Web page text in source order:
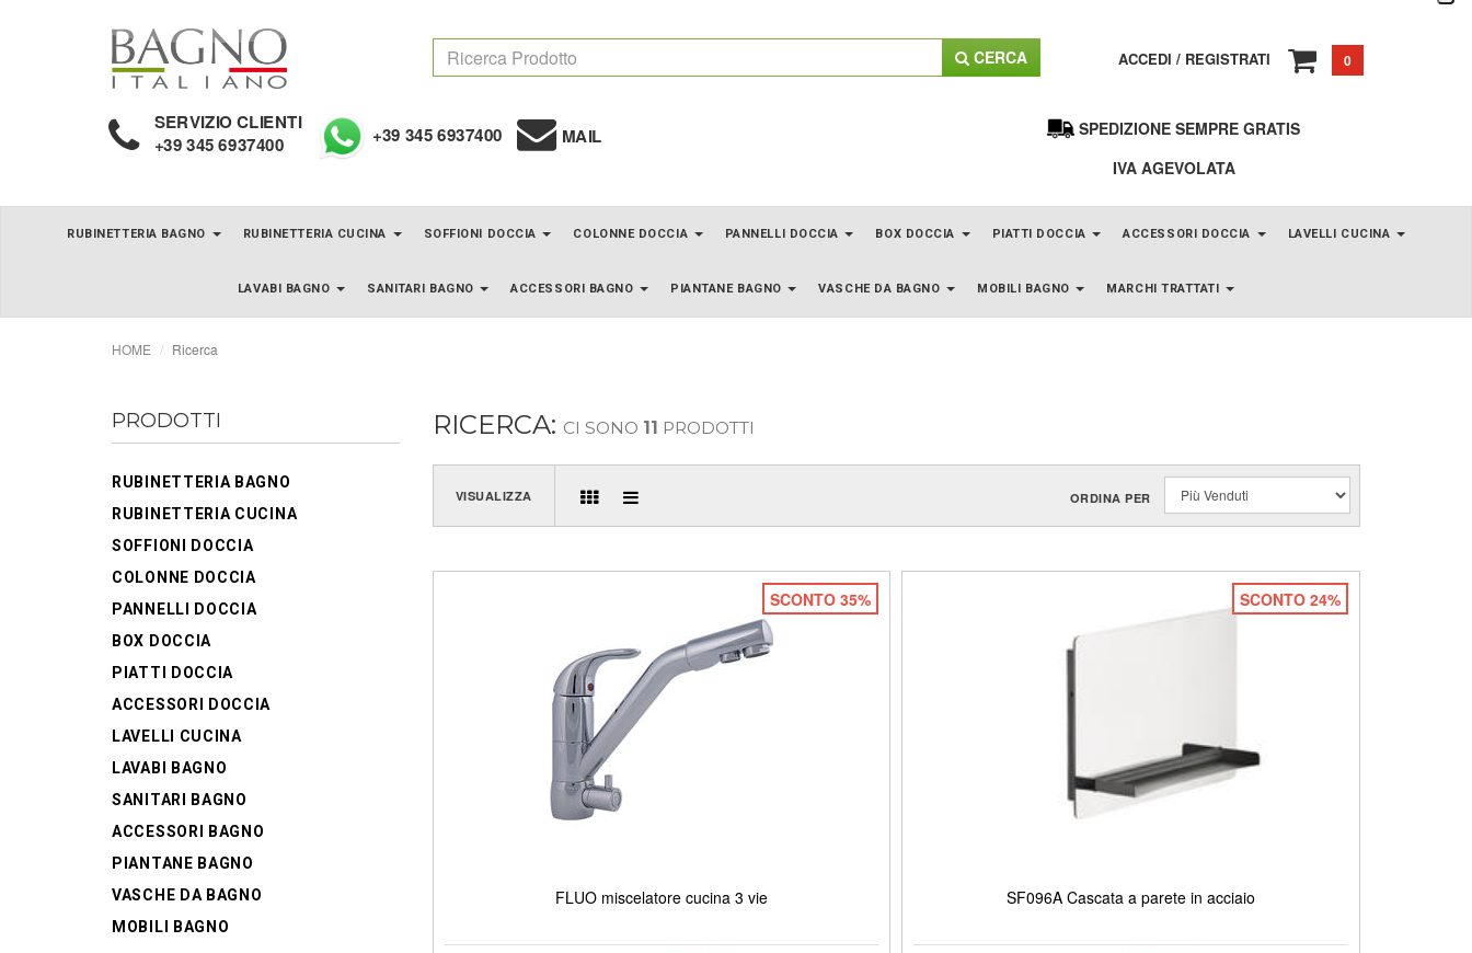
CERCA ACCEDI / REGISTRATI 0
SERVIZIO CLIENTI
+39 345 6937400 +39 345 6937400 MAIL
SPEDIZIONE SEMPRE GRATIS
IVA AGEVOLATA
RUBINETTERIA BAGNO RUBINETTERIA CUCINA SOFFIONI DOCCIA COLONNE DOCCIA PANNELLI DOCCIA BOX DOCCIA PIATTI DOCCIA ACCESSORI DOCCIA LAVELLI CUCINA
LAVABI BAGNO SANITARI BAGNO ACCESSORI BAGNO PIANTANE BAGNO VASCHE DA BAGNO MOBILI BAGNO MARCHI TRATTATI
HOME Ricerca
PRODOTTI
RUBINETTERIA BAGNO
RUBINETTERIA CUCINA
SOFFIONI DOCCIA
COLONNE DOCCIA
PANNELLI DOCCIA
BOX DOCCIA
PIATTI DOCCIA
ACCESSORI DOCCIA
LAVELLI CUCINA
LAVABI BAGNO
SANITARI BAGNO
ACCESSORI BAGNO
PIANTANE BAGNO
VASCHE DA BAGNO
MOBILI BAGNO
RICERCA: CI SONO 11 PRODOTTI
VISUALIZZA ORDINA PER
SCONTO 35%
FLUO miscelatore cucina 3 vie
SCONTO 24%
SF096A Cascata a parete in acciaio